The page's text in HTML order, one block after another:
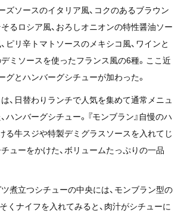
ズソースのイタリア風、コクのあるブラウン
るロシア風、おろしオニオンの特性醤油ソー
ピリ辛トマトソースのメキシコ風、ワインと
ミソースを使ったフランス風の6種。ここ近
グとハンバーグシチューが加わった。
、日替わりランチで人気を集めて通常メニュ
ハンバーグシチュー。『モンブラン』自慢のハ
る牛スジや特製デミグラスソースを入れてじ
ューをかけた、ボリュームたっぷりの一品
煮立つシチューの中央には、モンブラン型の
くナイフを入れてみると、肉汁がシチューに